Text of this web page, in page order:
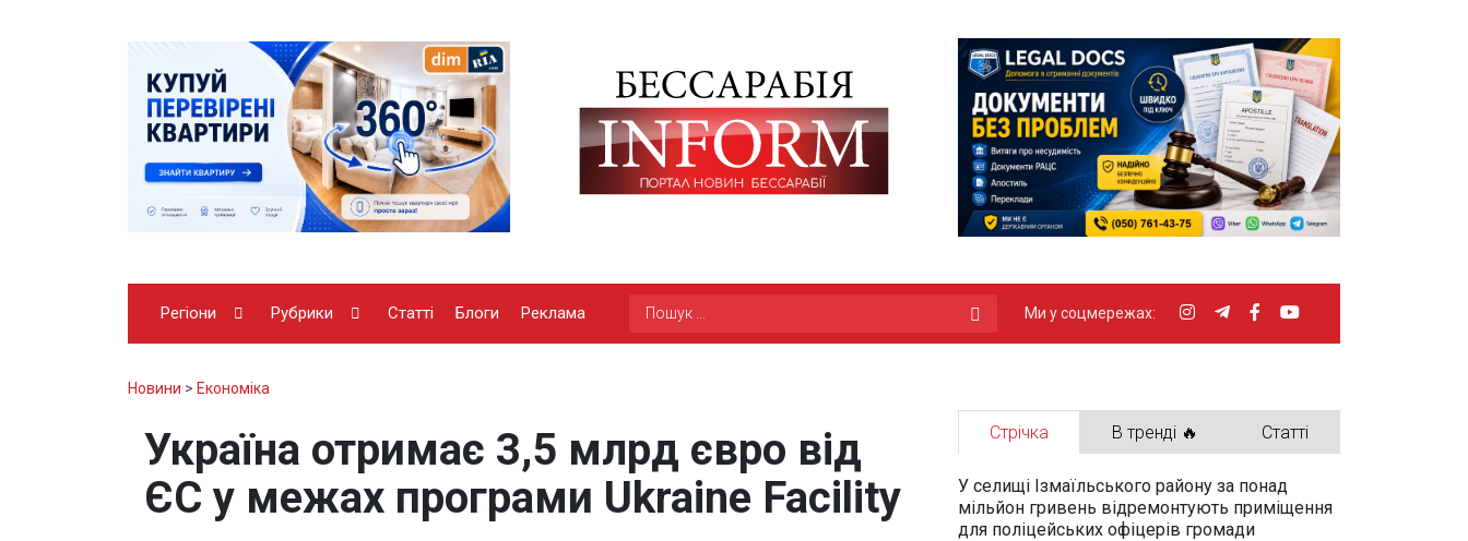
Регіони Рубрики Статті Блоги Реклама Ми у соцмережах:
Новини > Економіка
Україна отримає 3,5 млрд євро від
ЄС у межах програми Ukraine Facility
Стрічка В тренді 🔥 Статті
У селищі Ізмаїльського району за понад
мільйон гривень відремонтують приміщення
для поліцейських офіцерів громади